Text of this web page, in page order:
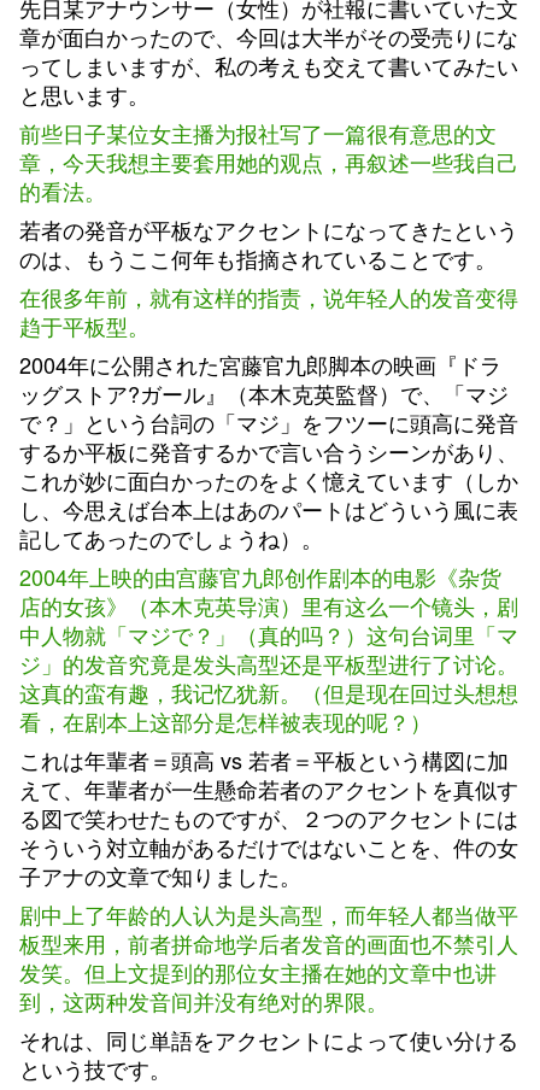
先日某アナウンサー（女性）が社報に書いていた文
章が面白かったので、今回は大半がその受売りにな
ってしまいますが、私の考えも交えて書いてみたい
と思います。
前些日子某位女主播为报社写了一篇很有意思的文
章，今天我想主要套用她的观点，再叙述一些我自己
的看法。
若者の発音が平板なアクセントになってきたという
のは、もうここ何年も指摘されていることです。
在很多年前，就有这样的指责，说年轻人的发音变得
趋于平板型。
2004年に公開された宮藤官九郎脚本の映画『ドラ
ッグストア?ガール』（本木克英監督）で、「マジ
で？」という台詞の「マジ」をフツーに頭高に発音
するか平板に発音するかで言い合うシーンがあり、
これが妙に面白かったのをよく憶えています（しか
し、今思えば台本上はあのパートはどういう風に表
記してあったのでしょうね）。
2004年上映的由宫藤官九郎创作剧本的电影《杂货
店的女孩》（本木克英导演）里有这么一个镜头，剧
中人物就「マジで？」（真的吗？）这句台词里「マ
ジ」的发音究竟是发头高型还是平板型进行了讨论。
这真的蛮有趣，我记忆犹新。（但是现在回过头想想
看，在剧本上这部分是怎样被表现的呢？）
これは年輩者＝頭高 vs 若者＝平板という構図に加
えて、年輩者が一生懸命若者のアクセントを真似す
る図で笑わせたものですが、２つのアクセントには
そういう対立軸があるだけではないことを、件の女
子アナの文章で知りました。
剧中上了年龄的人认为是头高型，而年轻人都当做平
板型来用，前者拼命地学后者发音的画面也不禁引人
发笑。但上文提到的那位女主播在她的文章中也讲
到，这两种发音间并没有绝对的界限。
それは、同じ単語をアクセントによって使い分ける
という技です。